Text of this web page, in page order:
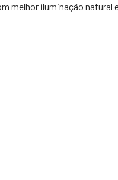
melhor iluminação